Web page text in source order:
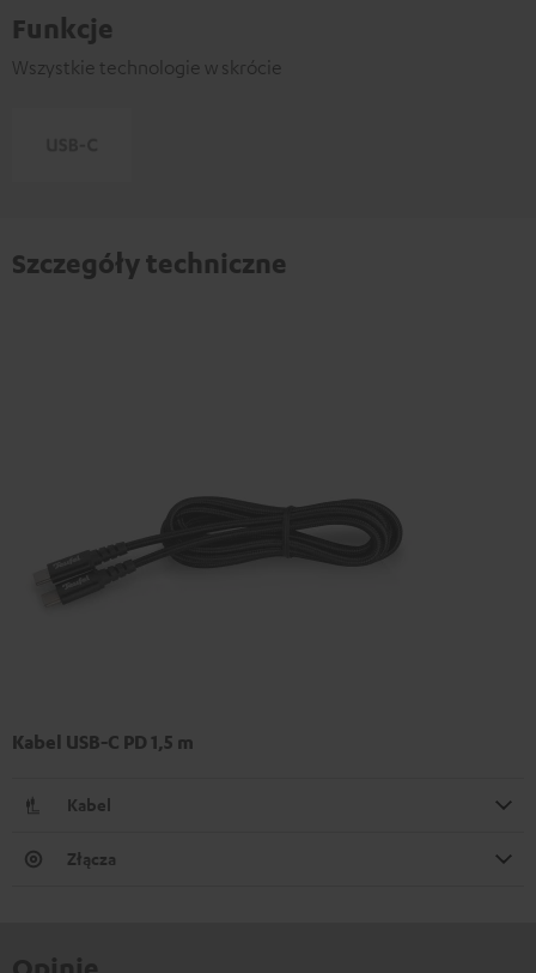
Funkcje
Wszystkie technologie w skrócie
Szczegóły techniczne
Kabel USB-C PD 1,5 m
Kabel
Złącza